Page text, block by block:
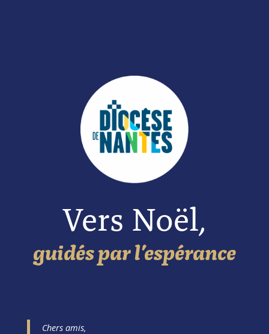
Vers Noël,
guidés par l’espérance
Chers amis,